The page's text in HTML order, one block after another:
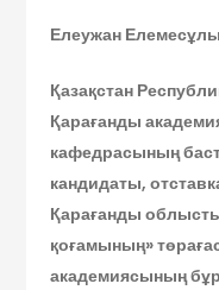
Елеужан
Қазақстан
Қарағанды
кафедрасының
кандидаты,
Қарағанды
қоғамының»
академиясының